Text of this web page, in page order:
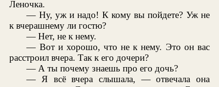
Леночка.
— Ну, уж и надо! К кому вы пойдете? Уж не
к вчерашнему ли гостю?
— Нет, не к нему.
— Вот и хорошо, что не к нему. Это он вас
расстроил вчера. Так к его дочери?
— А ты почему знаешь про его дочь?
— Я всё вчера слышала, — отвечала она